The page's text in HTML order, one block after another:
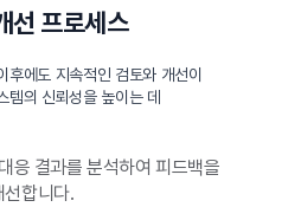
선 프로세스
후에도 지속적인 검토와 개선이
템의 신뢰성을 높이는 데
응 결과를 분석하여 피드백을
합니다.